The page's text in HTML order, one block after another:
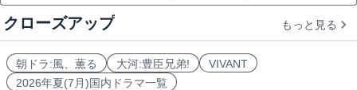
クローズアップ もっと見る
朝ドラ:風、薫る 大河:豊臣兄弟!
VIVANT
2026年夏(7月)国内ドラマ一覧